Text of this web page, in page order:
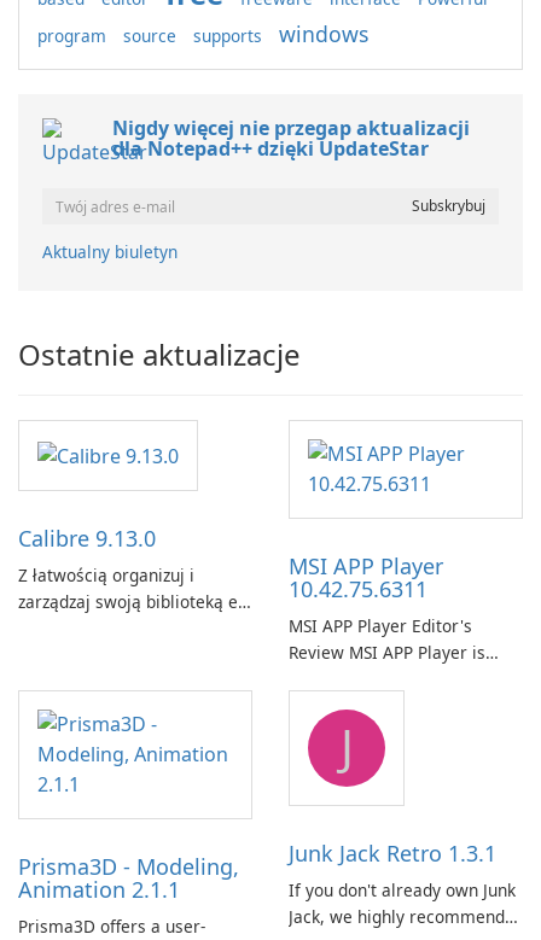
program
source supports windows
Nigdy więcej nie przegap aktualizacji
dla Notepad++ dzięki UpdateStar
Aktualny biuletyn
Ostatnie aktualizacje
Calibre 9.13.0
Z łatwością organizuj i
zarządzaj swoją biblioteką e-
MSI APP Player
10.42.75.6311
MSI APP Player Editor's
Review MSI APP Player is
emulator built atop the
BlueStacks engine and tuned
for MSI hardware.
Prisma3D - Modeling,
Animation 2.1.1
Prisma3D offers a user-
J
Junk Jack Retro 1.3.1
If you don't already own Junk
Jack, we highly recommend